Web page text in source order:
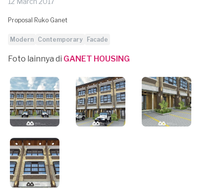
Proposal Ruko Ganet
Modern Contemporary Facade
Foto lainnya di GANET HOUSING